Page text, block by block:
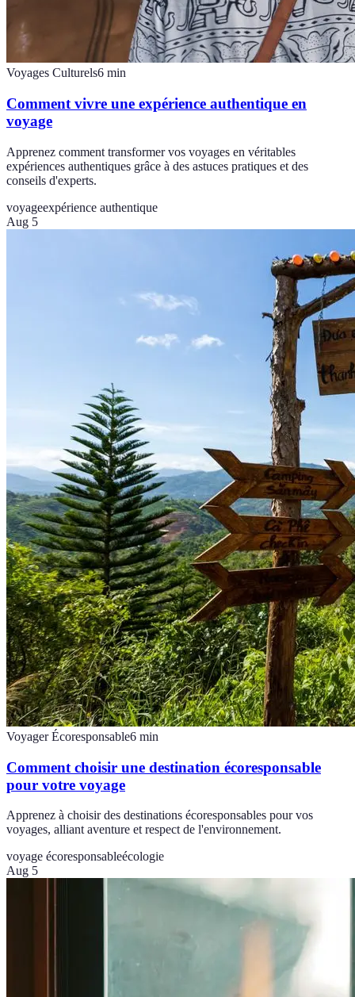
Voyages Culturels6 min
Comment vivre une expérience authentique en
voyage
Apprenez comment transformer vos voyages en véritables
expériences authentiques grâce à des astuces pratiques et des
conseils d'experts.
voyageexpérience authentique
Aug 5
Voyager Écoresponsable6 min
Comment choisir une destination écoresponsable
pour votre voyage
Apprenez à choisir des destinations écoresponsables pour vos
voyages, alliant aventure et respect de l'environnement.
voyage écoresponsableécologie
Aug 5